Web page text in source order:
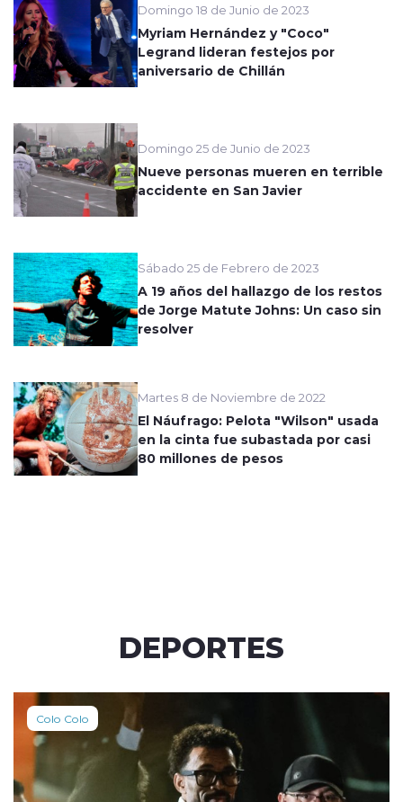
Domingo 18 de Junio de 2023
Myriam Hernández y "Coco"
Legrand lideran festejos por
aniversario de Chillán
Domingo 25 de Junio de 2023
Nueve personas mueren en terrible
accidente en San Javier
Sábado 25 de Febrero de 2023
A 19 años del hallazgo de los restos
de Jorge Matute Johns: Un caso sin
resolver
Martes 8 de Noviembre de 2022
El Náufrago: Pelota "Wilson" usada
en la cinta fue subastada por casi
80 millones de pesos
DEPORTES
Colo Colo